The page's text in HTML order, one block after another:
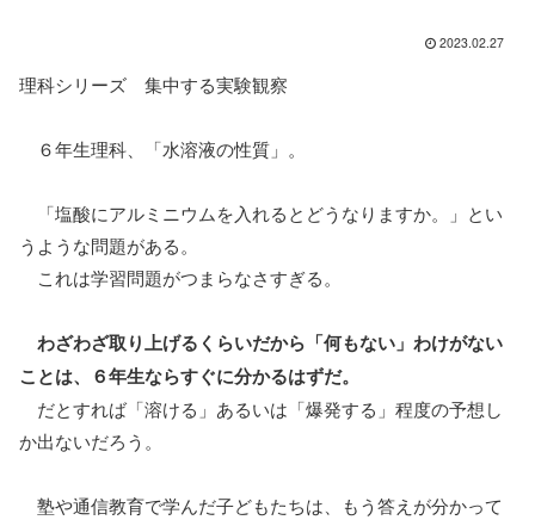
2023.02.27
理科シリーズ 集中する実験観察
６年生理科、「水溶液の性質」。
「塩酸にアルミニウムを入れるとどうなりますか。」とい
うような問題がある。
これは学習問題がつまらなさすぎる。
わざわざ取り上げるくらいだから「何もない」わけがない
ことは、６年生ならすぐに分かるはずだ。
だとすれば「溶ける」あるいは「爆発する」程度の予想し
か出ないだろう。
塾や通信教育で学んだ子どもたちは、もう答えが分かって